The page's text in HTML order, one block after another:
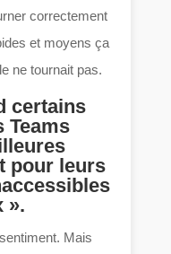
correctement
et moyens ça
ne tournait pas.
certains
Teams
pour leurs
».
Mais